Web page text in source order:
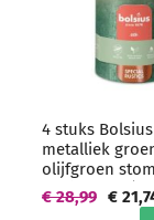
4 stuks
metalliek
olijfgroen
130/68 mm (60
€
€ 28,99